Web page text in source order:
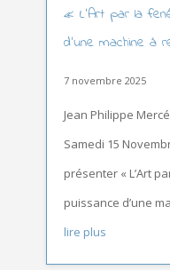
« L’Art par la
d’une machine à
7 novembre 2025
Jean Philippe
Samedi 15
présenter « L’Art
puissance d’une
lire plus